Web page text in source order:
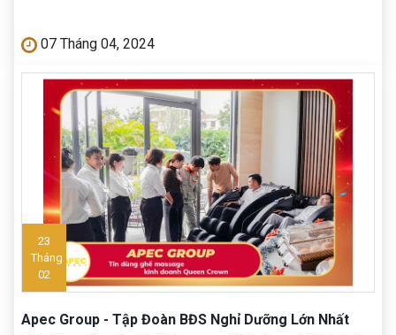
07 Tháng 04, 2024
23
Tháng
02
Apec Group - Tập Đoàn BĐS Nghỉ Dưỡng Lớn Nhất